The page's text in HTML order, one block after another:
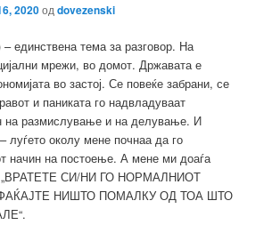
2020одdovezenski
единствена тема за разговор. На
мрежи, во домот. Државата е
во застој. Се повеќе забрани, се
и паниката го надвладуваат
на размислување и на делување. И
луѓето околу мене почнаа да го
начин на постоење. А мене ми доаѓа
„ВРАТЕТЕ СИ/НИ ГО НОРМАЛНИОТ
НИШТО ПОМАЛКУ ОД ТОА ШТО